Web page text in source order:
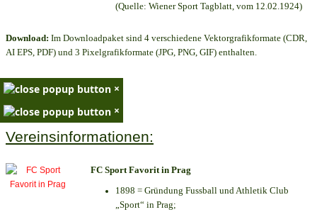
(Quelle: Wiener Sport Tagblatt, vom 12.02.1924)
Download: Im Downloadpaket sind 4 verschiedene Vektorgrafikformate (CDR,
AI EPS, PDF) und 3 Pixelgrafikformate (JPG, PNG, GIF) enthalten.
×
×
Vereinsinformationen:
FC Sport Favorit in Prag
1898 = Gründung Fussball und Athletik Club
„Sport“ in Prag;